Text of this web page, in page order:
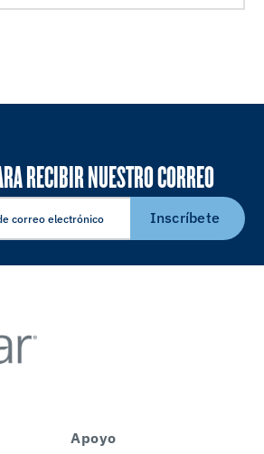
RECIBIR NUESTRO CORREO
ELECTRÓNICO
Inscríbete
Apoyo